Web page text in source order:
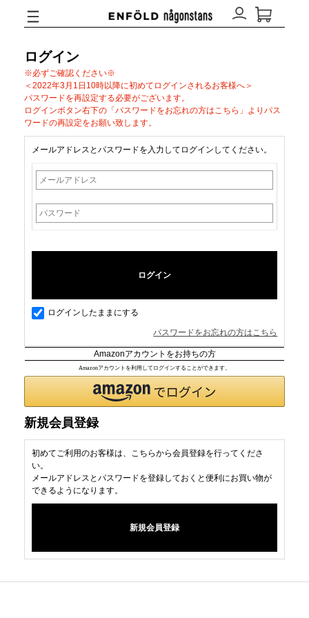
ログイン
※必ずご確認ください※
＜2022年3月1日10時以降に初めてログインされるお客様へ＞
パスワードを再設定する必要がございます。
ログインボタン右下の「パスワードをお忘れの方はこちら」よりパス
ワードの再設定をお願い致します。
メールアドレスとパスワードを入力してログインしてください。
ログインしたままにする
パスワードをお忘れの方はこちら
Amazonアカウントをお持ちの方
Amazonアカウントを利用してログインすることができます。
新規会員登録
初めてご利用のお客様は、こちらから会員登録を行ってくださ
い。
メールアドレスとパスワードを登録しておくと便利にお買い物が
できるようになります。